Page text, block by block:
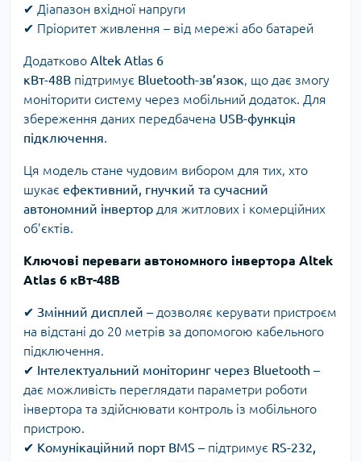
✔ Діапазон вхідної напруги
✔ Пріоритет живлення – від мережі або батарей
Додатково Altek Atlas 6
кВт-48В підтримує Bluetooth-зв’язок , що дає змогу
моніторити систему через мобільний додаток. Для
збереження даних передбачена USB-функція
підключення
Ця модель стане чудовим вибором для тих, хто
шукає ефективний, гнучкий та сучасний
автономний інвертор для житлових і комерційних
об’єктів.
Ключові переваги автономного інвертора Altek
Atlas 6 кВт-48В
✔ Змінний дисплей – дозволяє керувати пристроєм
на відстані до 20 метрів за допомогою кабельного
підключення.
✔ Інтелектуальний моніторинг через Bluetooth –
дає можливість переглядати параметри роботи
інвертора та здійснювати контроль із мобільного
пристрою.
✔ Комунікаційний порт BMS – підтримує RS-232,